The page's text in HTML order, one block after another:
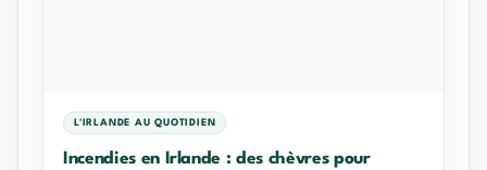
L'IRLANDE AU QUOTIDIEN
Incendies en Irlande : des chèvres pour